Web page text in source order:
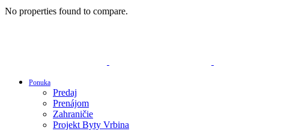
No properties found to compare.
Ponuka
Predaj
Prenájom
Zahraničie
Projekt Byty Vrbina